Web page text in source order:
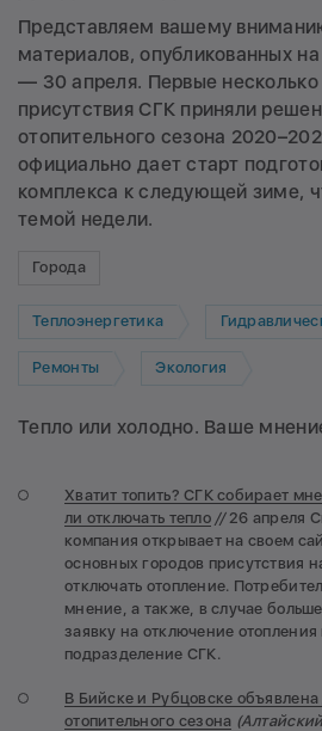
Представляем вашему
материалов, опубликованных
— 30 апреля. Первые несколько
присутствия СГК приняли
отопительного сезона
официально дает старт
комплекса к следующей зиме,
темой недели.
Города
Теплоэнергетика
Ремонты Экология
Тепло или холодно. Ваше
Хватит топить? СГК собирает
ли отключать тепло //26 апреля
компания открывает на своем
основных городов присутствия
отключать отопление.
мнение, а также, в случае
заявку на отключение отопления
подразделение СГК.
В Бийске и Рубцовске
отопительного сезона